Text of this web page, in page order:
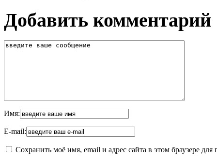
Добавить комментарий
Имя:
E-mail:
Сохранить моё имя, email и адрес сайта в этом браузере